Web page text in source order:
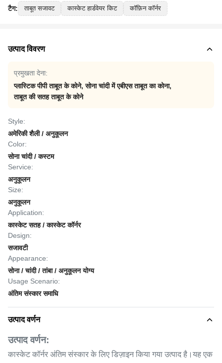
टैग: ताबूत सजावट कास्केट हार्डवेयर किट कॉफ़िन कॉर्नर
उत्पाद विवरण
प्रमुखता देना:
प्लास्टिक पीपी ताबूत के कोने,सोना चांदी में एबीएस ताबूत का कोना,
ताबूत की सतह ताबूत के कोने
Style:
अमेरिकी शैली / अनुकूलन
Color:
सोना चांदी / कस्टम
Service:
अनुकूलन
Size:
अनुकूलन
Application:
कास्केट सतह / कास्केट कॉर्नर
Design:
सजावटी
Appearance:
सोना / चांदी / तांबा / अनुकूलन योग्य
Usage Scenario:
अंतिम संस्कार समाधि
उत्पाद वर्णन
उत्पाद वर्णन:
कास्केट कॉर्नर अंतिम संस्कार के लिए डिज़ाइन किया गया उत्पाद है।यह एक